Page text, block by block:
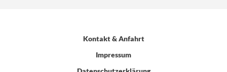
Kontakt & Anfahrt
Impressum